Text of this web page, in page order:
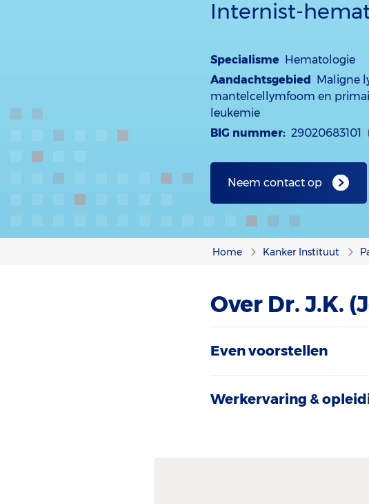
Internist-
Specialisme Hematologie
Aandachtsgebied Maligne
mantelcellymfoom en
leukemie
BIG nummer: 29020683101
Neem contact op
Home Kanker Instituut
Over Dr. J.K.
Even voorstellen
Werkervaring &